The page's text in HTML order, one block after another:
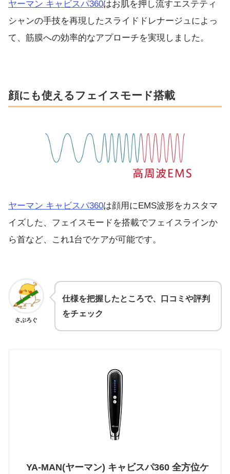
ヤーマン キャビスパ360はお肌を押し流すエステティ
シャンの手技を再現したスライドドレナージュによっ
て、筋膜への効率的なアプローチを実現しました。
顔にも使えるフェイスモード搭載
ヤーマン キャビスパ360は顔用にEMS波形をカスタマ
イズした、フェイスモードを搭載でフェイスラインか
ら首など、これ1台でケアが可能です。
さぶろぐ
仕様を把握したところで、口コミや評判
をチェック
YA-MAN(ヤーマン) キャビスパ360 全方位ケ